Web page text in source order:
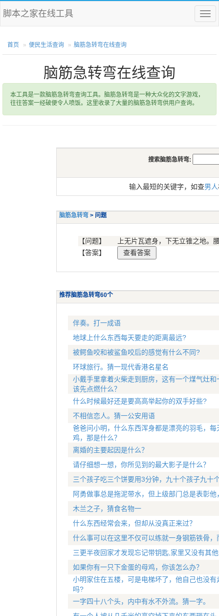
菜
单
脚本之家在线工具
首页 便民生活查询 脑筋急转弯在线查询
脑筋急转弯在线查询
本工具是一款脑筋急转弯查询工具。脑筋急转弯是一种大众化的文字游戏，
往往答案一经破便令人喷饭。这里收录了大量的脑筋急转弯供用户查询。
搜索脑筋急转弯:
输入最短的关键字，如查男人
脑筋急转弯 > 问题
【问题】
上无片瓦遮身，下无立锥之地。
【答案】
推荐脑筋急转弯60个
伴奏。打一成语
地球上什么东西每天要走的距离最远?
被鳄鱼咬和被鲨鱼咬后的感觉有什么不同?
环球旅行。猜一现代香港名星名
小戴手里拿着火柴走到厨房，这有一个煤气灶
该先点燃什么？
什么时候最好还是要高高举起你的双手好些?
不相信恋人。猜一公安用语
爸爸问小明，什么东西浑身都是漂亮的羽毛，
鸡，那是什么？
离婚的主要起因是什么？
请仔细想一想，你所见到的最大影子是什么？
三个孩子吃三个饼要用3分钟，九十个孩子九十
阿勇做事总是拖泥带水，但上级部门总是表彰他
木兰之子，猜食名物一
什么东西经常会来，但却从没真正来过？
什么事可以在这里不仅可以练就一身钢筋铁骨，
三更半夜回家才发现忘记带钥匙,家里又没有其
如果你有一只下金蛋的母鸡，你该怎么办？
小明家住在五楼，可是电梯坏了，他自己也没
吗?
一字四十八个头，内中有水不外流。猜一字。